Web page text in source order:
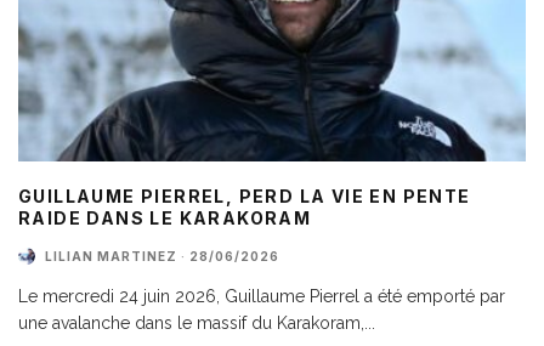
GUILLAUME PIERREL, PERD LA VIE EN PENTE
RAIDE DANS LE KARAKORAM
LILIAN MARTINEZ · 28/06/2026
Le mercredi 24 juin 2026, Guillaume Pierrel a été emporté par
une avalanche dans le massif du Karakoram,...